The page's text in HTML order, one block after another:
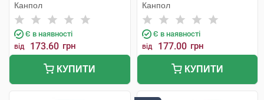
Канпол
Є в наявності
від 173.60 грн
КУПИТИ
Канпол
Є в наявності
від 177.00 грн
КУПИТИ